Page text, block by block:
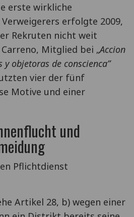
erste wirkliche
erfolgte 2009,
Rekruten nicht weit
Mitglied bei „Accion
objetoras de conscienca”
vier der fünf
Motive und einer
und
Pflichtdienst
Artikel 28, b) wegen einer